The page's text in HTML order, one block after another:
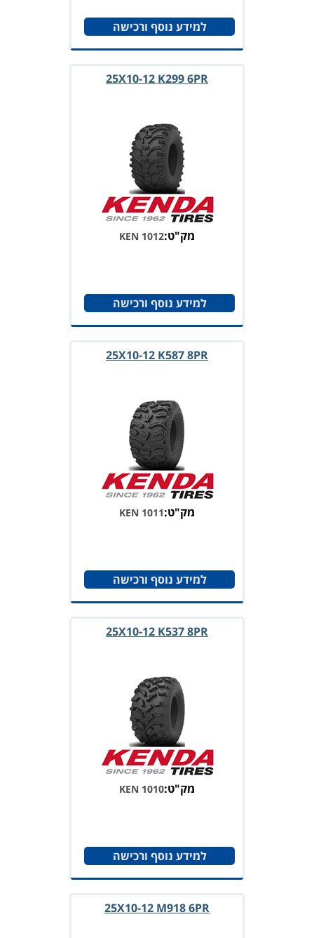
למידע נוסף ורכישה
25X10-12 K299 6PR
מק"ט:KEN 1012
למידע נוסף ורכישה
25X10-12 K587 8PR
מק"ט:KEN 1011
למידע נוסף ורכישה
25X10-12 K537 8PR
מק"ט:KEN 1010
למידע נוסף ורכישה
25X10-12 M918 6PR